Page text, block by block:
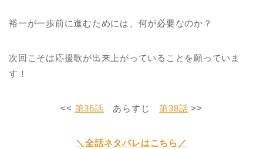
裕一が一歩前に進むためには、何が必要なのか？
次回こそは応援歌が出来上がっていることを願っていま
す！
<< 第36話 あらすじ第38話 >>
＼全話ネタバレはこちら／